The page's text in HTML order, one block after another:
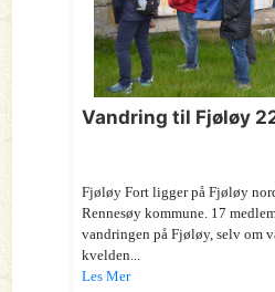
Vandring til Fjøløy
Fjøløy Fort ligger på Fjøløy
Rennesøy kommune. 17
vandringen på Fjøløy, selv om
kvelden...
Les Mer